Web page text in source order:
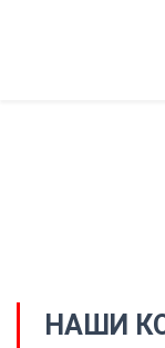
НАШИ